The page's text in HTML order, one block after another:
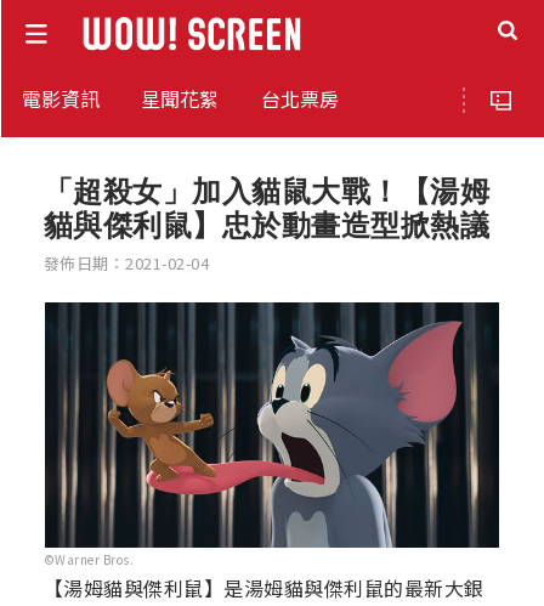
電影資訊 星聞花絮 台北票房
「超殺女」加入貓鼠大戰！【湯姆
貓與傑利鼠】忠於動畫造型掀熱議
發佈日期：2021-02-04
©Warner Bros.
【湯姆貓與傑利鼠】是湯姆貓與傑利鼠的最新大銀